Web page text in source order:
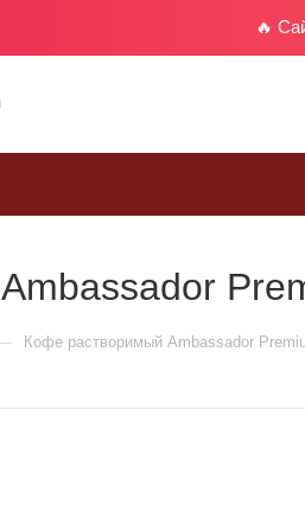
🔥
Кофе растворимый Ambassador